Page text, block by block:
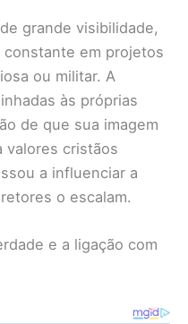
grande visibilidade,
em projetos
ou militar. A
às próprias
de que sua imagem
valores cristãos
a influenciar a
o escalam.
e a ligação com